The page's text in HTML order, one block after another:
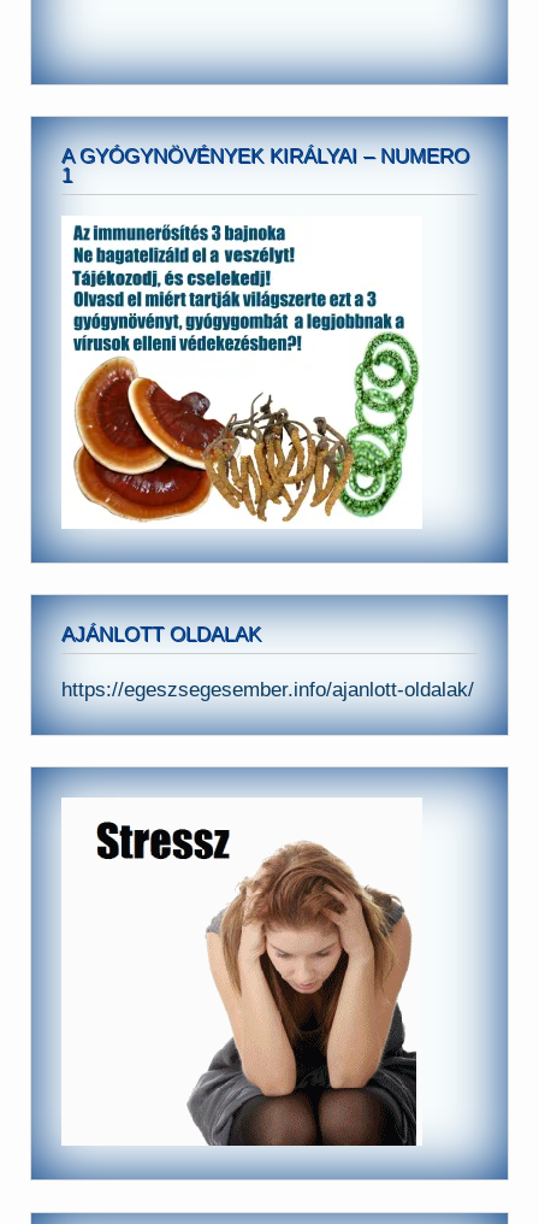
A GYÓGYNÖVÉNYEK KIRÁLYAI – NUMERO
1
AJÁNLOTT OLDALAK
https://egeszsegesember.info/ajanlott-oldalak/